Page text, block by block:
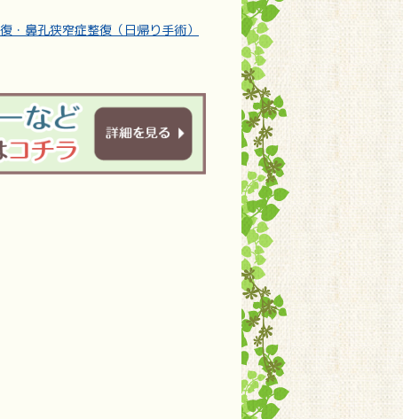
・鼻孔狭窄症整復（日帰り手術）